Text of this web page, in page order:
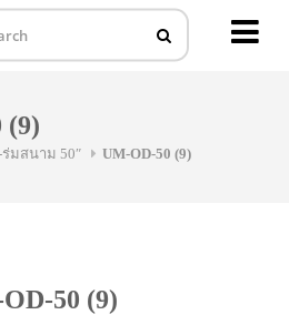
(9)
ร่มสนาม 50″ UM-OD-50 (9)
50 (9)